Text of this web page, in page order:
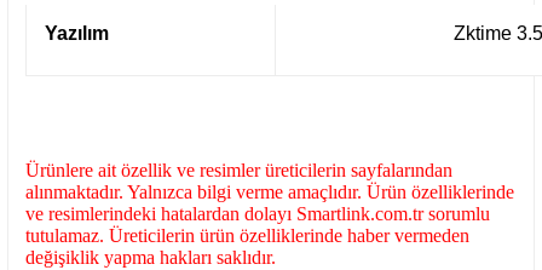
Yazılım Zktime 3.5
Ürünlere ait özellik ve resimler üreticilerin sayfalarından
alınmaktadır. Yalnızca bilgi verme amaçlıdır. Ürün özelliklerinde
ve resimlerindeki hatalardan dolayı Smartlink.com.tr sorumlu
tutulamaz. Üreticilerin ürün özelliklerinde haber vermeden
değişiklik yapma hakları saklıdır.